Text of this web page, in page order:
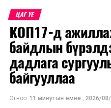
харгалзахгүй,
хэмжээнд шийдвэр
хөдөлгөөний удирдлагын
ЦАГ ҮЕ
КОП17-д
байдлын
дадлага
байгууллаа
Огноо: 11 минутын өмнө , 2026/